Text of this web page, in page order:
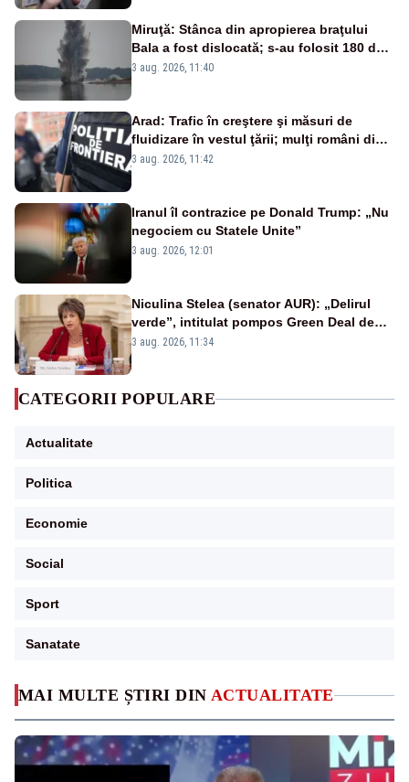
MAI MULTE ȘTIRI DIN ACTUALITATE
Miruţă: Stânca din apropierea braţului
Bala a fost dislocată; s-au folosit 180 de
kilograme de explozibil
3 aug. 2026, 11:40
Arad: Trafic în creştere şi măsuri de
fluidizare în vestul ţării; mulţi români din
Europa vin în concedii
3 aug. 2026, 11:42
Iranul îl contrazice pe Donald Trump: „Nu
negociem cu Statele Unite”
3 aug. 2026, 12:01
Niculina Stelea (senator AUR): „Delirul
verde”, intitulat pompos Green Deal de
către Bruxelles, este în mare măsură
3 aug. 2026, 11:34
CATEGORII POPULARE
Actualitate
Politica
Economie
Social
Sport
Sanatate